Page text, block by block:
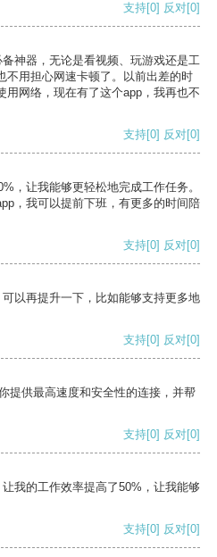
支持[0] 反对[0]
神器，无论是看视频、玩游戏还是工
不用担心网速卡顿了。以前出差的时
用网络，现在有了这个app，我再也不
支持[0] 反对[0]
，让我能够更轻松地完成工作任务。
，我可以提前下班，有更多的时间陪
支持[0] 反对[0]
以再提升一下，比如能够支持更多地
支持[0] 反对[0]
提供最高速度和安全性的连接，并帮
支持[0] 反对[0]
我的工作效率提高了50%，让我能够
支持[0] 反对[0]